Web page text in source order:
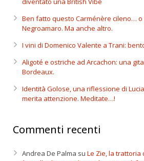
Ben fatto questo Carménère cileno… o
Negroamaro. Ma anche altro.
I vini di Domenico Valente a Trani:
Aligoté e ostriche ad Arcachon: una
Bordeaux.
Identità Golose, una riflessione di
merita attenzione. Meditate…!
Commenti recenti
Andrea De Palma su Le Zie, la trattoria